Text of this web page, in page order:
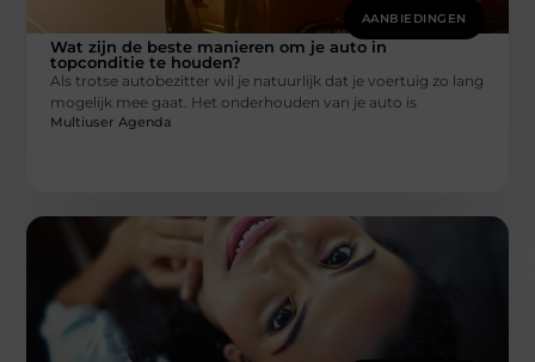
AANBIEDINGEN
Wat zijn de beste manieren om je auto in
topconditie te houden?
Als trotse autobezitter wil je natuurlijk dat je voertuig zo lang
mogelijk mee gaat. Het onderhouden van je auto is
Multiuser Agenda